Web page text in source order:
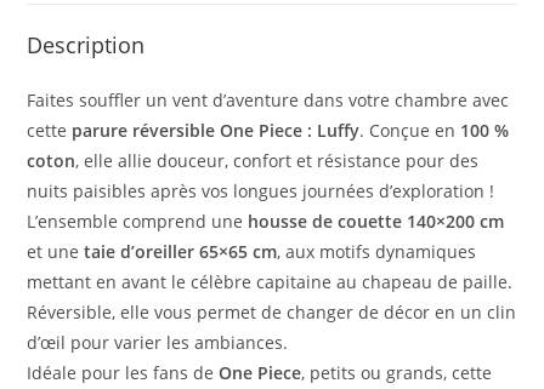
Description
Faites souffler un vent d’aventure dans votre chambre avec
cette parure réversible One Piece : Luffy. Conçue en 100 %
coton, elle allie douceur, confort et résistance pour des
nuits paisibles après vos longues journées d’exploration !
L’ensemble comprend une housse de couette 140×200 cm
et unetaie d’oreiller 65×65 cm, aux motifs dynamiques
mettant en avant le célèbre capitaine au chapeau de paille.
Réversible, elle vous permet de changer de décor en un clin
d’œil pour varier les ambiances.
Idéale pour les fans deOne Piece, petits ou grands, cette